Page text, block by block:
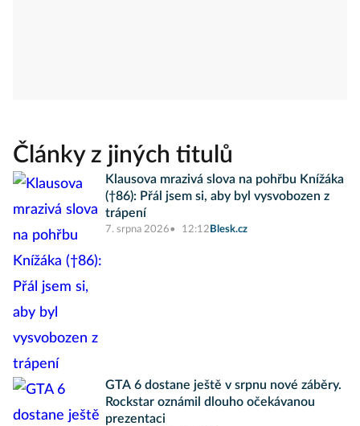
Články z jiných titulů
Klausova mrazivá slova na pohřbu Knížáka
(†86): Přál jsem si, aby byl vysvobozen z
trápení
7. srpna 2026 12:12 Blesk.cz
GTA 6 dostane ještě v srpnu nové záběry.
Rockstar oznámil dlouho očekávanou
prezentaci